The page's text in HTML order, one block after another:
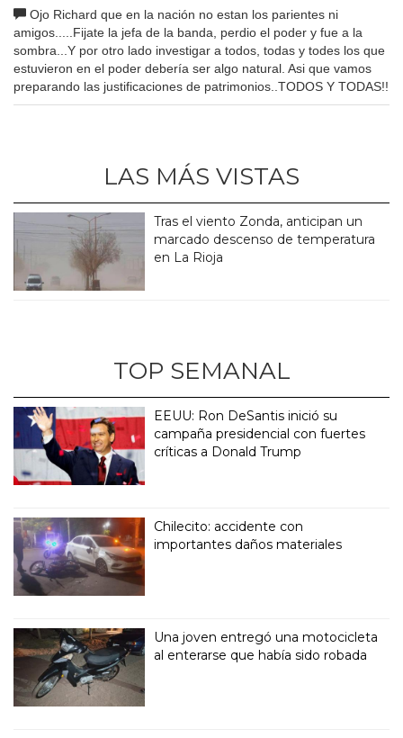
Ojo Richard que en la nación no estan los parientes ni
amigos.....Fijate la jefa de la banda, perdio el poder y fue a la
sombra...Y por otro lado investigar a todos, todas y todes los que
estuvieron en el poder debería ser algo natural. Asi que vamos
preparando las justificaciones de patrimonios..TODOS Y TODAS!!
LAS MÁS VISTAS
Tras el viento Zonda, anticipan un
marcado descenso de temperatura
en La Rioja
TOP SEMANAL
EEUU: Ron DeSantis inició su
campaña presidencial con fuertes
críticas a Donald Trump
Chilecito: accidente con
importantes daños materiales
Una joven entregó una motocicleta
al enterarse que había sido robada